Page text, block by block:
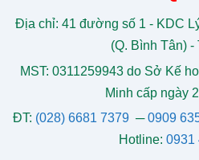
Địa chỉ: 41 đường số 1 - KDC
(Q. Bình Tân) -
MST: 0311259943 do Sở Kế
Minh cấp ngày
ĐT: (028) 6681 7379 ─0909
Hotline: 0931